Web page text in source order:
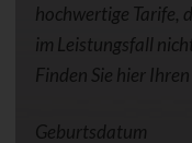
hochwertige Tarife,
im Leistungsfall
Finden Sie hier
Geburtsdatum